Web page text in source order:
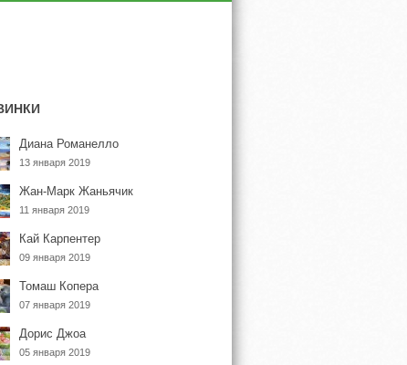
Диана Романелло
13 января 2019
Жан-Марк Жаньячик
11 января 2019
Кай Карпентер
09 января 2019
Томаш Копера
07 января 2019
Дорис Джоа
05 января 2019